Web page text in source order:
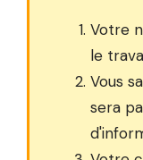
Votre
le
Vous
sera